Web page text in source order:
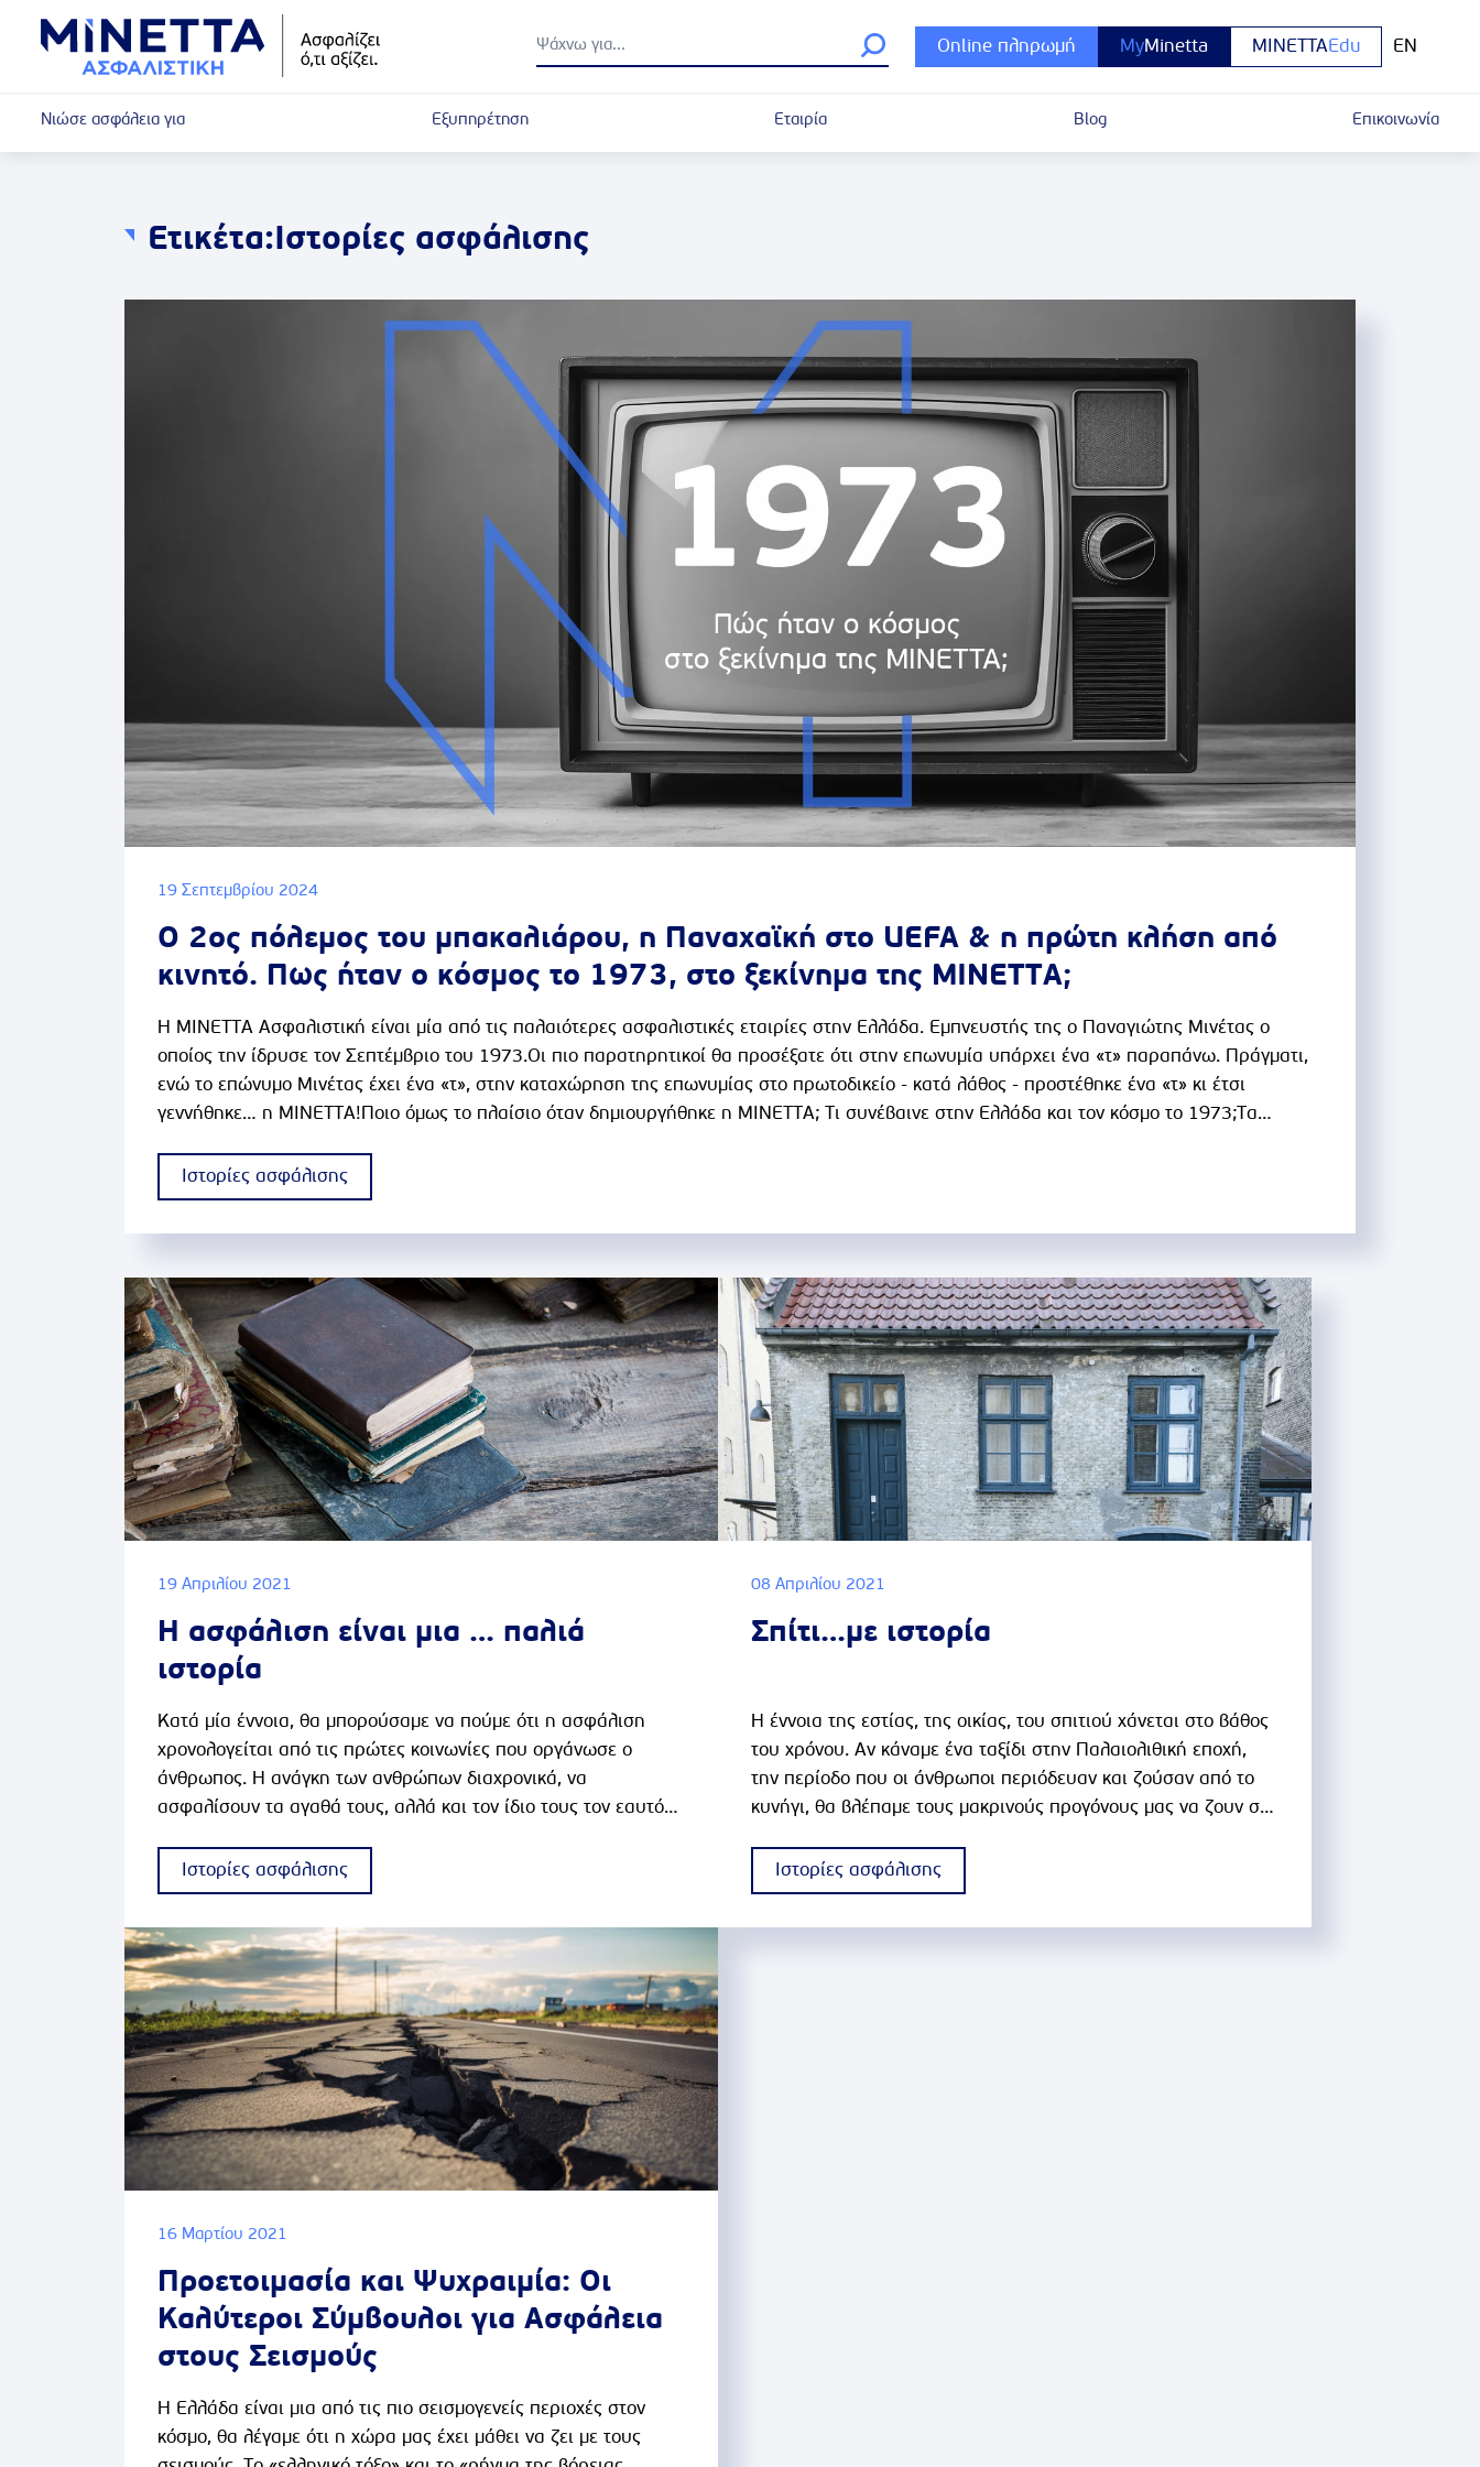
Online πληρωμή MyMinetta MINETTAEdu EN
Νιώσε ασφάλεια για Εξυπηρέτηση Εταιρία Blog Επικοινωνία
Ετικέτα:Ιστορίες ασφάλισης
19 Σεπτεμβρίου 2024
Ο 2ος πόλεμος του μπακαλιάρου, η Παναχαϊκή στο UEFA & η πρώτη κλήση από
κινητό. Πως ήταν ο κόσμος το 1973, στο ξεκίνημα της ΜΙΝΕΤΤΑ;
Η ΜΙΝΕΤΤΑ Ασφαλιστική είναι μία από τις παλαιότερες ασφαλιστικές εταιρίες στην Ελλάδα. Εμπνευστής της ο Παναγιώτης Μινέτας ο
οποίος την ίδρυσε τον Σεπτέμβριο του 1973.Οι πιο παρατηρητικοί θα προσέξατε ότι στην επωνυμία υπάρχει ένα «τ» παραπάνω. Πράγματι,
ενώ το επώνυμο Μινέτας έχει ένα «τ», στην καταχώρηση της επωνυμίας στο πρωτοδικείο - κατά λάθος - προστέθηκε ένα «τ» κι έτσι
γεννήθηκε… η ΜΙΝΕΤΤΑ!Ποιο όμως το πλαίσιο όταν δημιουργήθηκε η ΜΙΝΕΤΤΑ; Τι συνέβαινε στην Ελλάδα και τον κόσμο το 1973;Τα
Ιστορίες ασφάλισης
19 Απριλίου 2021
Η ασφάλιση είναι μια … παλιά
ιστορία
Κατά μία έννοια, θα μπορούσαμε να πούμε ότι η ασφάλιση
χρονολογείται από τις πρώτες κοινωνίες που οργάνωσε ο
άνθρωπος. Η ανάγκη των ανθρώπων διαχρονικά, να
ασφαλίσουν τα αγαθά τους, αλλά και τον ίδιο τους τον εαυτό
ιστορίας, απ’ τους Βαβυλωνίους έμπορους και τους Κινέζους
ταξιδευτές, ως τους πραγματευτές του μεσαίωνα και της
νεότερης περιόδου, μέχρι το σύγχρονο επιχειρηματικό κόσμο,
αλλά και τον κάθε απλό ιδιώτη, απαντώνται πολλά μοντέλα...
Ιστορίες ασφάλισης
08 Απριλίου 2021
Σπίτι…με ιστορία
Η έννοια της εστίας, της οικίας, του σπιτιού χάνεται στο βάθος
του χρόνου. Αν κάναμε ένα ταξίδι στην Παλαιολιθική εποχή,
την περίοδο που οι άνθρωποι περιόδευαν και ζούσαν από το
κυνήγι, θα βλέπαμε τους μακρινούς προγόνους μας να ζουν σε
Νεολιθική εποχή, η εγκατάσταση σε μόνιμα σημεία, όπου
υπήρχε νερό, δυνατότητα καλλιέργειας της τροφής και
Ιστορίες ασφάλισης
16 Μαρτίου 2021
Προετοιμασία και Ψυχραιμία: Οι
Καλύτεροι Σύμβουλοι για Ασφάλεια
στους Σεισμούς
Η Ελλάδα είναι μια από τις πιο σεισμογενείς περιοχές στον
κόσμο, θα λέγαμε ότι η χώρα μας έχει μάθει να ζει με τους